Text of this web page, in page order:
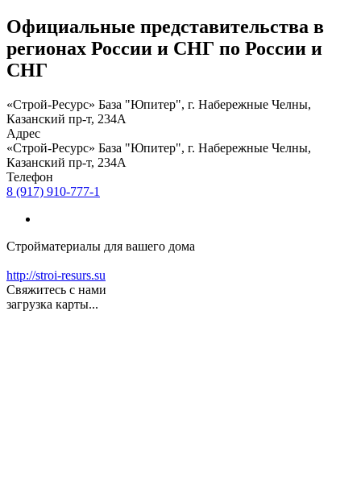
Официальные представительства в
регионах России и СНГ по России и
СНГ
«Строй-Ресурс» База "Юпитер", г. Набережные Челны,
Казанский пр-т, 234А
Адрес
«Строй-Ресурс» База "Юпитер", г. Набережные Челны,
Казанский пр-т, 234А
Телефон
8 (917) 910-777-1
Стройматериалы для вашего дома
http://stroi-resurs.su
Свяжитесь с нами
загрузка карты...